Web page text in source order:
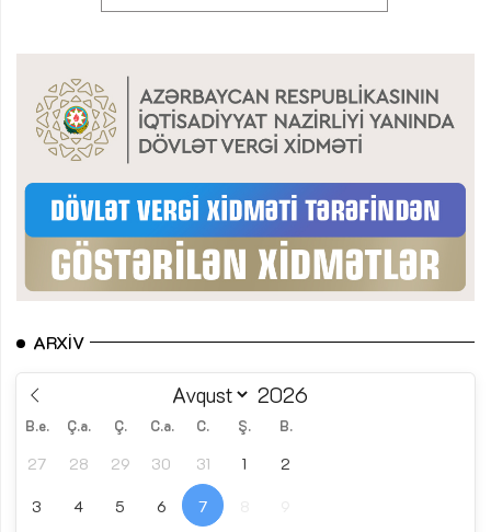
ARXIV
B.e. Ç.a. Ç. C.a. C. Ş. B.
27 28 29 30 31 1 2
3 4 5 6 7